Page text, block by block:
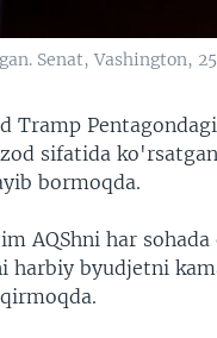
Senat, Vashington,
Tramp
sifatida
bormoqda.
AQShni har
harbiy byudjetni